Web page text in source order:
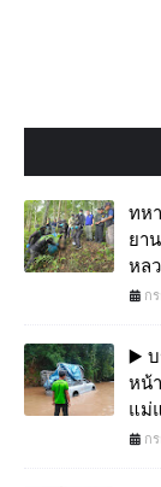
ทห
ยา
หล
ก
▶️ บ
หน้
แม่
ก